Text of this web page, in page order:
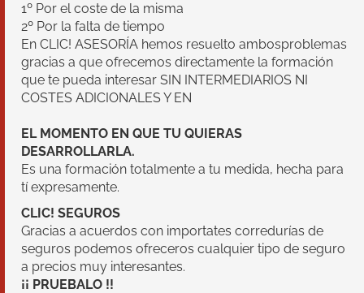
1º Por el coste de la misma
2º Por la falta de tiempo
En CLIC! ASESORÍA hemos resuelto ambosproblemas
gracias a que ofrecemos directamente la formación
que te pueda interesar SIN INTERMEDIARIOS NI
COSTES ADICIONALES Y EN
EL MOMENTO EN QUE TU QUIERAS
DESARROLLARLA.
Es una formación totalmente a tu medida, hecha para
tí expresamente.
CLIC! SEGUROS
Gracias a acuerdos con importates corredurías de
seguros podemos ofreceros cualquier tipo de seguro
a precios muy interesantes.
¡¡ PRUEBALO !!